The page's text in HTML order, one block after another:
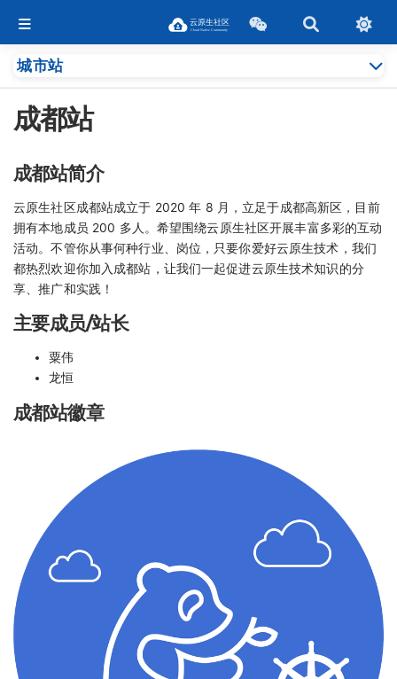
城市站
成都站
成都站简介
云原生社区成都站成立于 2020 年 8 月，立足于成都高新区，目前
拥有本地成员 200 多人。希望围绕云原生社区开展丰富多彩的互动
活动。不管你从事何种行业、岗位，只要你爱好云原生技术，我们
都热烈欢迎你加入成都站，让我们一起促进云原生技术知识的分
享、推广和实践！
主要成员/站长
粟伟
龙恒
成都站徽章